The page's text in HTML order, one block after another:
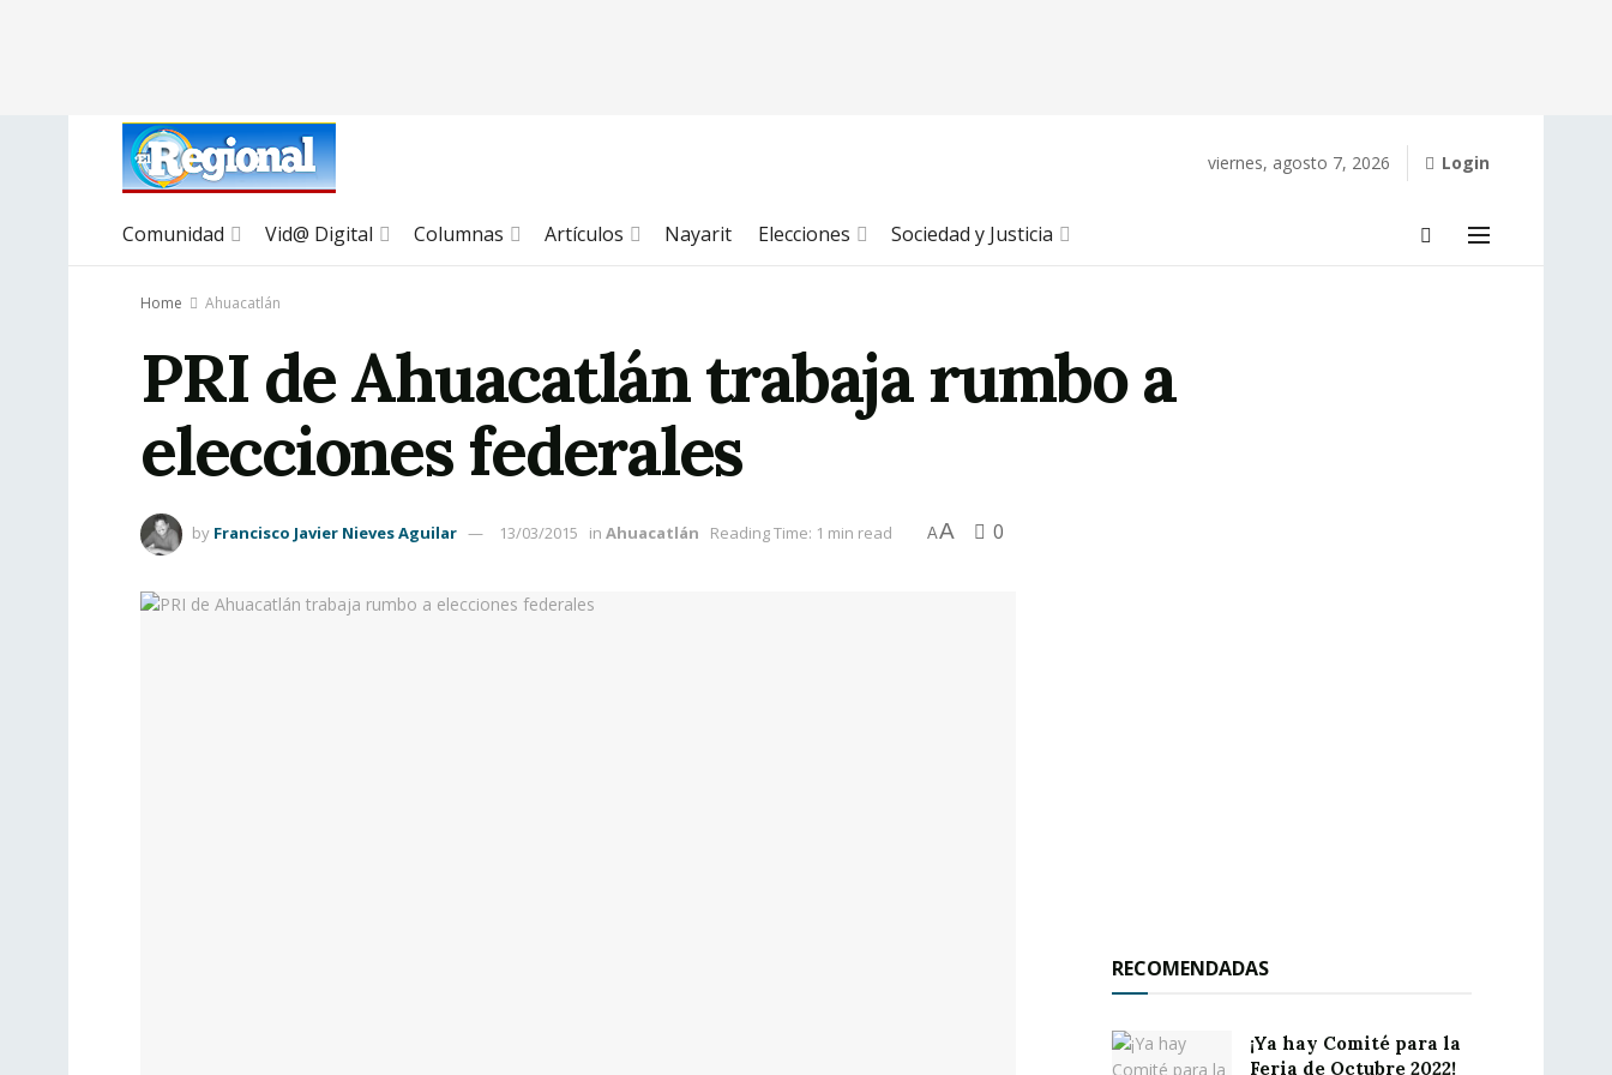
viernes, agosto 7, 2026 Login
Comunidad Vid@ Digital Columnas Artículos Nayarit Elecciones Sociedad y Justicia
Home Ahuacatlán
PRI de Ahuacatlán trabaja rumbo a
elecciones federales
by Francisco Javier Nieves Aguilar 13/03/2015 in Ahuacatlán Reading Time: 1 min read AA 0
RECOMENDADAS
¡Ya hay Comité para la
Feria de Octubre 2022!